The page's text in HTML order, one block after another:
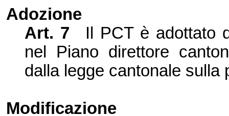
Adozione
Art. 7
Il PCT è adottato
nel Piano direttore
dalla legge cantonale sulla
Modificazione